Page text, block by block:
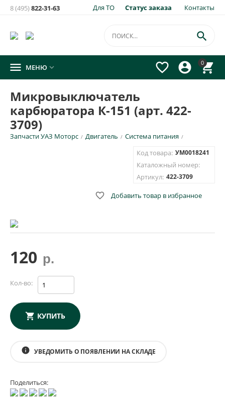
Для ТО Статус заказа Контакты
8 (495)822-31-63
0




 МЕНЮ 
Микровыключатель
карбюратора К-151 (арт. 422-
3709)
Запчасти УАЗ Моторс / Двигатель / Система питания /
Код товара: УМ0018241
Каталожный номер:
Артикул: 422-3709
 Добавить товар в избранное
120 р.
Кол-во:
КУПИТЬ
info УВЕДОМИТЬ О ПОЯВЛЕНИИ НА СКЛАДЕ
товара:
×
Микровыключатель карбюратора К-151 (арт. 422-3709)
Укажите e-mail и\или номер телефона для SMS уведомления.
E-mail для уведомления письмом
Номер телефона для SMS уведомления
Поделиться: